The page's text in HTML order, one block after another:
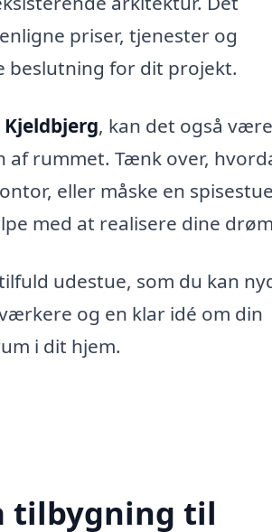
priser, tjenester og
beslutning for dit projekt.
, kan det også være
rummet. Tænk over,
eller måske en
med at realisere dine
udestue, som du kan
og en klar idé om din
i dit hjem.
tilbygning til